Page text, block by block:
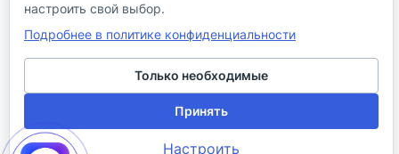
© 2026 ИП Сибирцев И. В.
Политика в отношении песональных
настроить свой выбор.
Подробнее в политике конфиденциальности
Только необходимые
Принять
Настроить